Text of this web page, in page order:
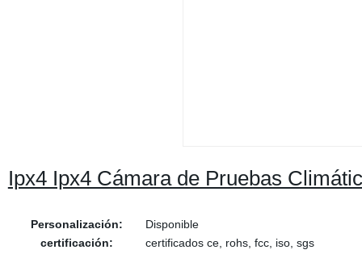
Ipx4 Ipx4 Cámara de Pruebas
Personalización:
Disponible
certificación:
certificados ce, rohs, fcc, iso, sgs